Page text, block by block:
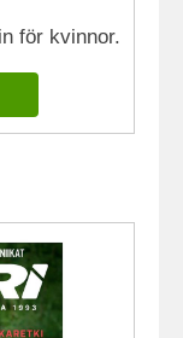
för kvinnor.